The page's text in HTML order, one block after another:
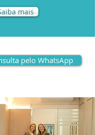
mais
pelo WhatsApp